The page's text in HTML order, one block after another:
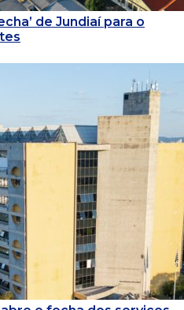
de Jundiaí para o